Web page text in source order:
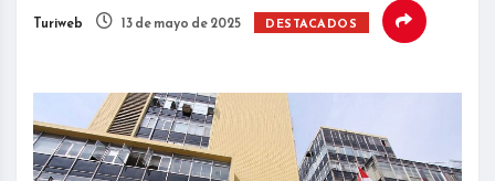
Turiweb 13 de mayo de 2025 DESTACADOS